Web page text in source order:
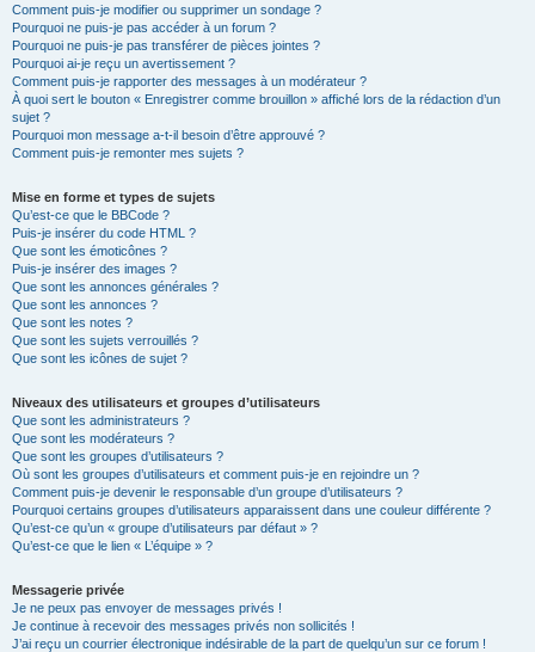
Comment puis-je modifier ou supprimer un sondage ?
Pourquoi ne puis-je pas accéder à un forum ?
Pourquoi ne puis-je pas transférer de pièces jointes ?
Pourquoi ai-je reçu un avertissement ?
Comment puis-je rapporter des messages à un modérateur ?
À quoi sert le bouton « Enregistrer comme brouillon » affiché lors de la rédaction d’un
sujet ?
Pourquoi mon message a-t-il besoin d’être approuvé ?
Comment puis-je remonter mes sujets ?
Mise en forme et types de sujets
Qu’est-ce que le BBCode ?
Puis-je insérer du code HTML ?
Que sont les émoticônes ?
Puis-je insérer des images ?
Que sont les annonces générales ?
Que sont les annonces ?
Que sont les notes ?
Que sont les sujets verrouillés ?
Que sont les icônes de sujet ?
Niveaux des utilisateurs et groupes d’utilisateurs
Que sont les administrateurs ?
Que sont les modérateurs ?
Que sont les groupes d’utilisateurs ?
Où sont les groupes d’utilisateurs et comment puis-je en rejoindre un ?
Comment puis-je devenir le responsable d’un groupe d’utilisateurs ?
Pourquoi certains groupes d’utilisateurs apparaissent dans une couleur différente ?
Qu’est-ce qu’un « groupe d’utilisateurs par défaut » ?
Qu’est-ce que le lien « L’équipe » ?
Messagerie privée
Je ne peux pas envoyer de messages privés !
Je continue à recevoir des messages privés non sollicités !
J’ai reçu un courrier électronique indésirable de la part de quelqu’un sur ce forum !